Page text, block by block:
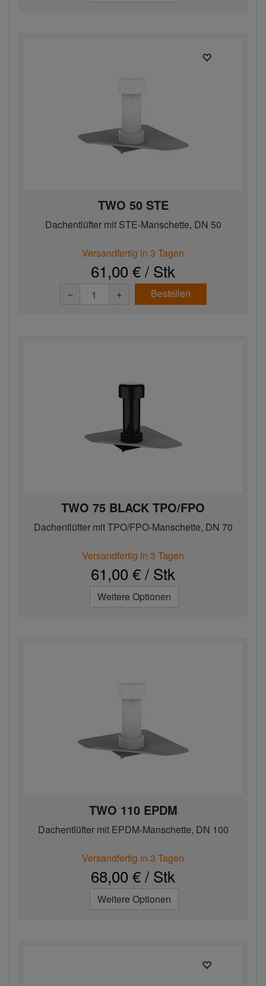
TWO 50 STE
Dachentlüfter mit STE-Manschette, DN 50
Versandfertig in 3 Tagen
61,00 € / Stk
− + Bestellen
TWO 75 BLACK TPO/FPO
Dachentlüfter mit TPO/FPO-Manschette, DN 70
Versandfertig in 3 Tagen
61,00 € / Stk
Weitere Optionen
TWO 110 EPDM
Dachentlüfter mit EPDM-Manschette, DN 100
Versandfertig in 3 Tagen
68,00 € / Stk
Weitere Optionen